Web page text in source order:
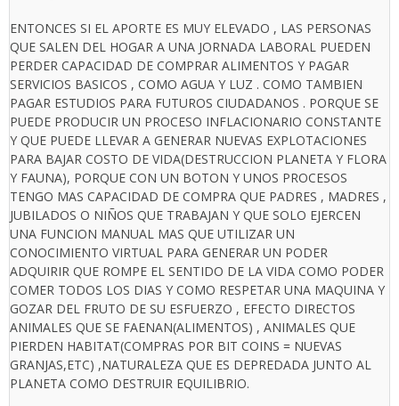
ENTONCES SI EL APORTE ES MUY ELEVADO , LAS PERSONAS
QUE SALEN DEL HOGAR A UNA JORNADA LABORAL PUEDEN
PERDER CAPACIDAD DE COMPRAR ALIMENTOS Y PAGAR
SERVICIOS BASICOS , COMO AGUA Y LUZ . COMO TAMBIEN
PAGAR ESTUDIOS PARA FUTUROS CIUDADANOS . PORQUE SE
PUEDE PRODUCIR UN PROCESO INFLACIONARIO CONSTANTE
Y QUE PUEDE LLEVAR A GENERAR NUEVAS EXPLOTACIONES
PARA BAJAR COSTO DE VIDA(DESTRUCCION PLANETA Y FLORA
Y FAUNA), PORQUE CON UN BOTON Y UNOS PROCESOS
TENGO MAS CAPACIDAD DE COMPRA QUE PADRES , MADRES ,
JUBILADOS O NIÑOS QUE TRABAJAN Y QUE SOLO EJERCEN
UNA FUNCION MANUAL MAS QUE UTILIZAR UN
CONOCIMIENTO VIRTUAL PARA GENERAR UN PODER
ADQUIRIR QUE ROMPE EL SENTIDO DE LA VIDA COMO PODER
COMER TODOS LOS DIAS Y COMO RESPETAR UNA MAQUINA Y
GOZAR DEL FRUTO DE SU ESFUERZO , EFECTO DIRECTOS
ANIMALES QUE SE FAENAN(ALIMENTOS) , ANIMALES QUE
PIERDEN HABITAT(COMPRAS POR BIT COINS = NUEVAS
GRANJAS,ETC) ,NATURALEZA QUE ES DEPREDADA JUNTO AL
PLANETA COMO DESTRUIR EQUILIBRIO.